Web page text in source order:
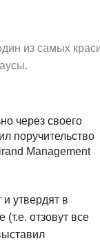
один из самых
через своего
поручительство
Management
утвердят в
отзовут все